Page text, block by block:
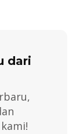
dari